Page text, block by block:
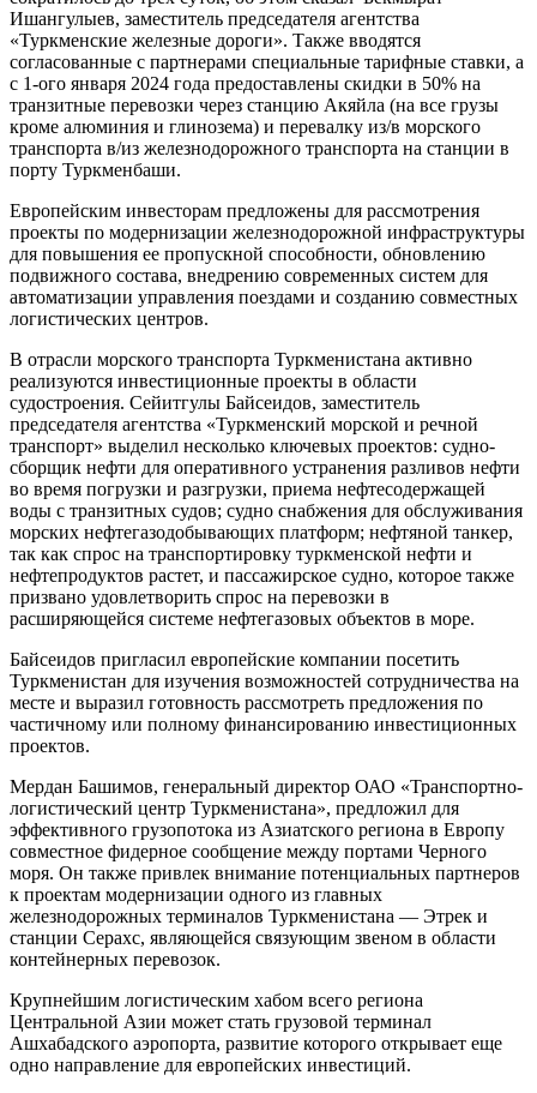
Ишангулыев, заместитель председателя агентства
«Туркменские железные дороги». Также вводятся
согласованные с партнерами специальные тарифные ставки, а
с 1-ого января 2024 года предоставлены скидки в 50% на
транзитные перевозки через станцию Акяйла (на все грузы
кроме алюминия и глинозема) и перевалку из/в морского
транспорта в/из железнодорожного транспорта на станции в
порту Туркменбаши.
Европейским инвесторам предложены для рассмотрения
проекты по модернизации железнодорожной инфраструктуры
для повышения ее пропускной способности, обновлению
подвижного состава, внедрению современных систем для
автоматизации управления поездами и созданию совместных
логистических центров.
В отрасли морского транспорта Туркменистана активно
реализуются инвестиционные проекты в области
судостроения. Сейитгулы Байсеидов, заместитель
председателя агентства «Туркменский морской и речной
транспорт» выделил несколько ключевых проектов: судно-
сборщик нефти для оперативного устранения разливов нефти
во время погрузки и разгрузки, приема нефтесодержащей
воды с транзитных судов; судно снабжения для обслуживания
морских нефтегазодобывающих платформ; нефтяной танкер,
так как спрос на транспортировку туркменской нефти и
нефтепродуктов растет, и пассажирское судно, которое также
призвано удовлетворить спрос на перевозки в
расширяющейся системе нефтегазовых объектов в море.
Байсеидов пригласил европейские компании посетить
Туркменистан для изучения возможностей сотрудничества на
месте и выразил готовность рассмотреть предложения по
частичному или полному финансированию инвестиционных
проектов.
Мердан Башимов, генеральный директор ОАО «Транспортно-
логистический центр Туркменистана», предложил для
эффективного грузопотока из Азиатского региона в Европу
совместное фидерное сообщение между портами Черного
моря. Он также привлек внимание потенциальных партнеров
к проектам модернизации одного из главных
железнодорожных терминалов Туркменистана — Этрек и
станции Серахс, являющейся связующим звеном в области
контейнерных перевозок.
Крупнейшим логистическим хабом всего региона
Центральной Азии может стать грузовой терминал
Ашхабадского аэропорта, развитие которого открывает еще
одно направление для европейских инвестиций.